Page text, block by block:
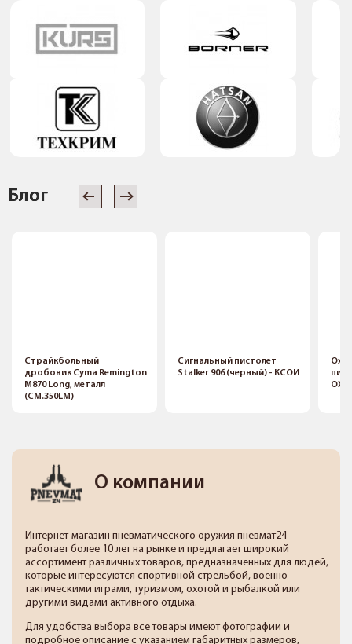
Блог
Страйкбольный
дробовик Cyma Remington
M870 Long, металл
(CM.350LM)
Сигнальный пистолет
Stalker 906 (черный) - КСОИ
ОХ,
О компании
Интернет-магазин пневматического оружия пневмат24
работает более 10 лет на рынке и предлагает широкий
ассортимент различных товаров, предназначенных для людей,
которые интересуются спортивной стрельбой, военно-
тактическими играми, туризмом, охотой и рыбалкой или
другими видами активного отдыха.
Для удобства выбора все товары имеют фотографии и
подробное описание с указанием габаритных размеров,